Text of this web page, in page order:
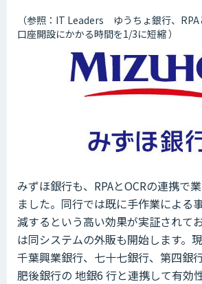
（参照：IT Leaders ゆうちょ銀行、RPA
口座開設にかかる時間を1/3に短縮 ）
みずほ銀行も、RPAとOCRの連携で
ました。同行では既に手作業による
減するという高い効果が実証されて
は同システムの外販も開始します。
千葉興業銀行、七十七銀行、第四銀
肥後銀行の 地銀6 行と連携して有効